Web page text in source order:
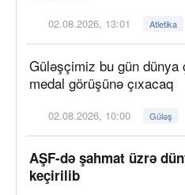
02.08.2026, 13:01 Atletika
Güləşçimiz bu gün dünya
medal görüşünə çıxacaq
02.08.2026, 10:00 Güləş
AŞF-də şahmat üzrə
keçirilib